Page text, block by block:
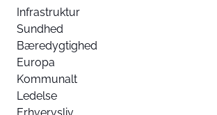
Infrastruktur
Sundhed
Bæredygtighed
Europa
Kommunalt
Ledelse